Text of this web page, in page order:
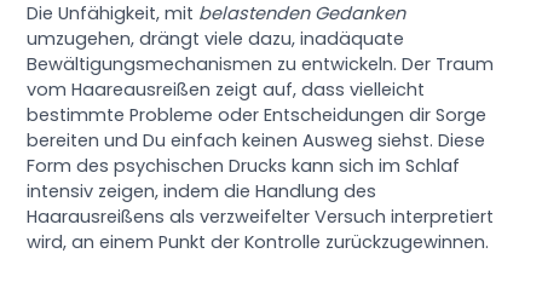
Die Unfähigkeit, mit belastenden Gedanken
umzugehen, drängt viele dazu, inadäquate
Bewältigungsmechanismen zu entwickeln. Der Traum
vom Haareausreißen zeigt auf, dass vielleicht
bestimmte Probleme oder Entscheidungen dir Sorge
bereiten und Du einfach keinen Ausweg siehst. Diese
Form des psychischen Drucks kann sich im Schlaf
intensiv zeigen, indem die Handlung des
Haarausreißens als verzweifelter Versuch interpretiert
wird, an einem Punkt der Kontrolle zurückzugewinnen.